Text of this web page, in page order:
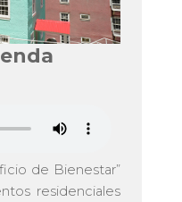
de Bienestar”
residenciales